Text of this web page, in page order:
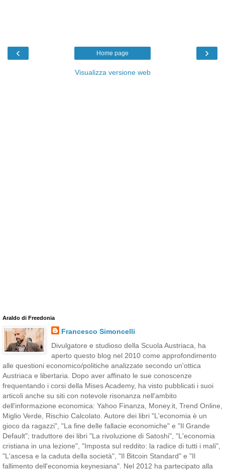
‹ ›
Home page
Visualizza versione web
Araldo di Freedonia
Francesco Simoncelli
Divulgatore e studioso della Scuola Austriaca, ha
aperto questo blog nel 2010 come approfondimento
alle questioni economico/politiche analizzate secondo un'ottica
Austriaca e libertaria. Dopo aver affinato le sue conoscenze
frequentando i corsi della Mises Academy, ha visto pubblicati i suoi
articoli anche su siti con notevole risonanza nell'ambito
dell'informazione economica: Yahoo Finanza, Money.it, Trend Online,
Miglio Verde, Rischio Calcolato. Autore dei libri "L'economia è un
gioco da ragazzi", "La fine delle fallacie economiche" e "Il Grande
Default"; traduttore dei libri "La rivoluzione di Satoshi", "L'economia
cristiana in una lezione", "Imposta sul reddito: la radice di tutti i mali",
"L'ascesa e la caduta della società", "Il Bitcoin Standard" e "Il
fallimento dell'economia keynesiana". Nel 2012 ha partecipato alla